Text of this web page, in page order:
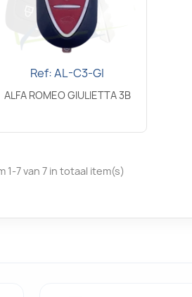
Snel bekijken
Ref: AL-C3-GI
ALFA ROMEO GIULIETTA 3B
1-7 van 7 in totaal item(s)